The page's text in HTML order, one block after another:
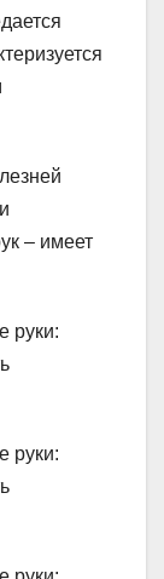
– имеет